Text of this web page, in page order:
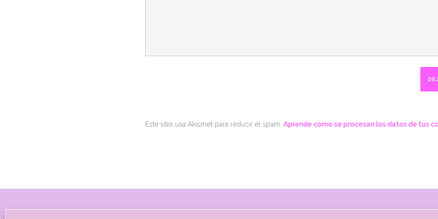
Este sitio usa Akismet para reducir el spam. Aprende cómo se procesan los datos de tus